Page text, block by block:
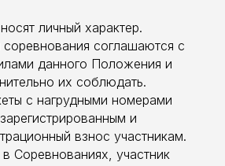
личный характер.
соревнования соглашаются с
данного Положения и
их соблюдать.
с нагрудными номерами
и
взнос участникам.
Соревнованиях, участник